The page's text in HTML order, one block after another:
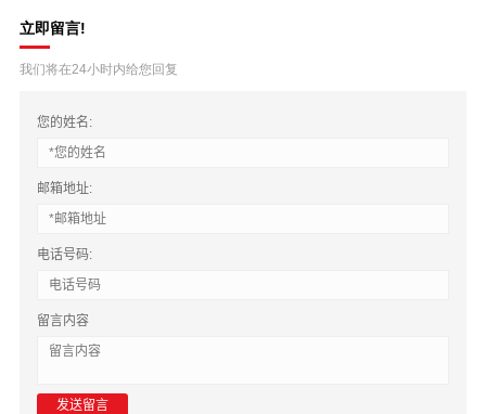
立即留言!
我们将在24小时内给您回复
您的姓名:
邮箱地址:
电话号码:
留言内容